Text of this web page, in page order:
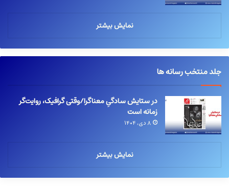
نمایش بیشتر
جلد منتخب رسانه ها
در ستایش سادگیِ معناگرا/وقتی گرافیک، روایت‌گر
زمانه است
۸ دی, ۱۴۰۴
نمایش بیشتر